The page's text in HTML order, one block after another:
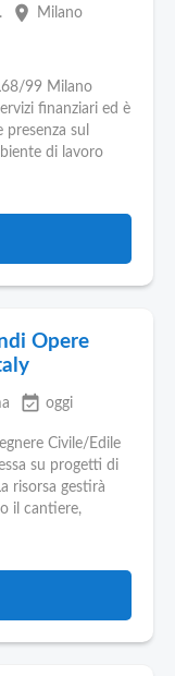
place Milano
99 Milano
finanziari ed è
sul
di lavoro
Opere
event_available oggi
Civile/Edile
su progetti di
risorsa gestirà
il cantiere,